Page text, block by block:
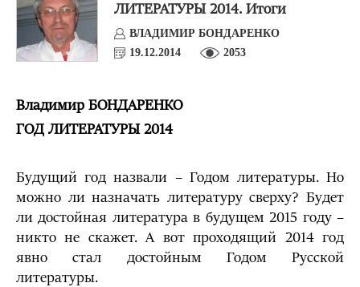
ЛИТЕРАТУРЫ 2014. Итоги
ВЛАДИМИР БОНДАРЕНКО
19.12.2014
2053
Владимир БОНДАРЕНКО
ГОД ЛИТЕРАТУРЫ 2014
Будущий год назвали – Годом литературы. Но
можно ли назначать литературу сверху? Будет
ли достойная литература в будущем 2015 году –
никто не скажет. А вот проходящий 2014 год
явно стал достойным Годом Русской
литературы.